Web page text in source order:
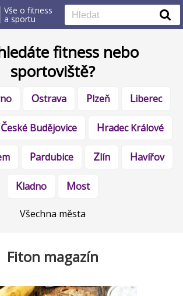
Vše o fitness
a sportu
fitness nebo
sportoviště?
Ostrava Plzeň Liberec
České Budějovice Hradec Králové
Pardubice Zlín Havířov
Kladno Most
Všechna města
Fiton magazín